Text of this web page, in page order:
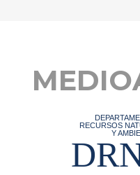
RECURSOS
Y